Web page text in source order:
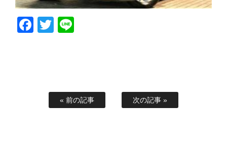
Facebook
Twitter
« 前の記事 次の記事 »